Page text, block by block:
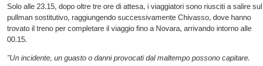
Solo alle 23.15, dopo oltre tre ore di attesa, i viaggiatori sono riusciti a salire sul
pullman sostitutivo, raggiungendo successivamente Chivasso, dove hanno
trovato il treno per completare il viaggio fino a Novara, arrivando intorno alle
00.15.
"Un incidente, un guasto o danni provocati dal maltempo possono capitare.